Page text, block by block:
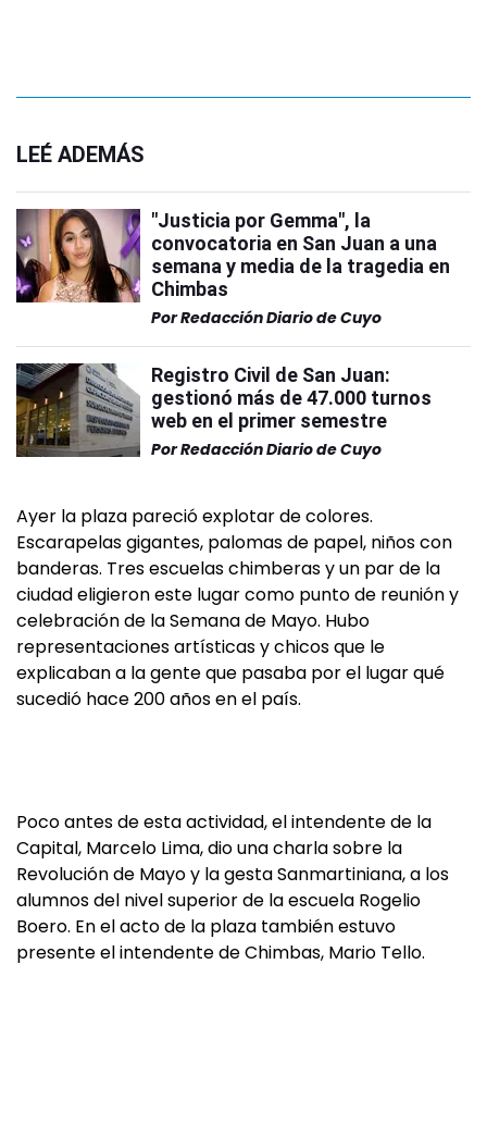
LEÉ ADEMÁS
"Justicia por Gemma", la
convocatoria en San Juan a una
semana y media de la tragedia en
Chimbas
PorRedacción Diario de Cuyo
Registro Civil de San Juan:
gestionó más de 47.000 turnos
web en el primer semestre
PorRedacción Diario de Cuyo
Ayer la plaza pareció explotar de colores.
Escarapelas gigantes, palomas de papel, niños con
banderas. Tres escuelas chimberas y un par de la
ciudad eligieron este lugar como punto de reunión y
celebración de la Semana de Mayo. Hubo
representaciones artísticas y chicos que le
explicaban a la gente que pasaba por el lugar qué
sucedió hace 200 años en el país.
Poco antes de esta actividad, el intendente de la
Capital, Marcelo Lima, dio una charla sobre la
Revolución de Mayo y la gesta Sanmartiniana, a los
alumnos del nivel superior de la escuela Rogelio
Boero. En el acto de la plaza también estuvo
presente el intendente de Chimbas, Mario Tello.